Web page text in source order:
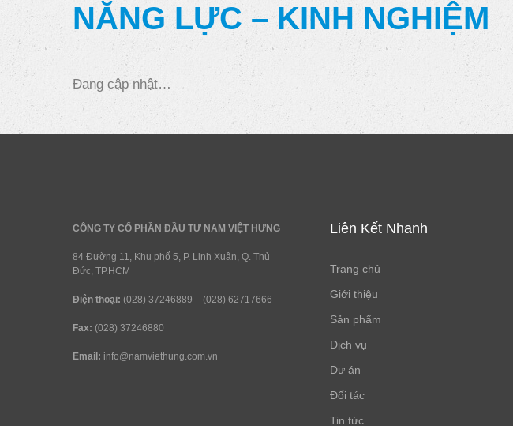
NĂNG LỰC – KINH NGHIỆM
Đang cập nhật…
CÔNG TY CỔ PHẦN ĐẦU TƯ NAM VIỆT HƯNG
84 Đường 11, Khu phố 5, P. Linh Xuân, Q. Thủ
Đức, TP.HCM
Điện thoại: (028) 37246889 – (028) 62717666
Fax: (028) 37246880
Email: info@namviethung.com.vn
Liên Kết Nhanh
Trang chủ
Giới thiệu
Sản phẩm
Dịch vụ
Dự án
Đối tác
Tin tức